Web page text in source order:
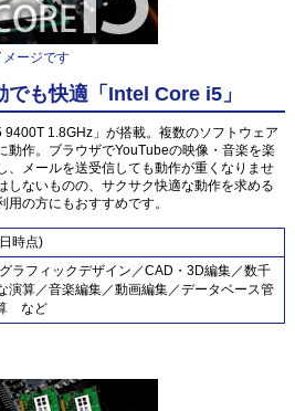
ージです
も快適「Intel Core i5」
1.8GHz」が搭載。複数のソフトウェア
動作。ブラウザでYouTubeの映像・音楽を楽
、メールを送受信しても動作が重くなりませ
しないものの、サクサク快適な動作を求める
の方にもおすすめです。
時点)
ラフィックデザイン／CAD・3D編集／数千
演算／音楽編集／動画編集／データベース管
など